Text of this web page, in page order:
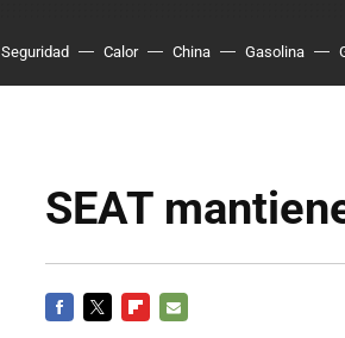
Seguridad Calor China Gasolina
SEAT